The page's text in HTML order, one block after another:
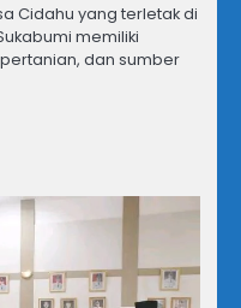
Cidahu yang terletak di
memiliki
dan sumber